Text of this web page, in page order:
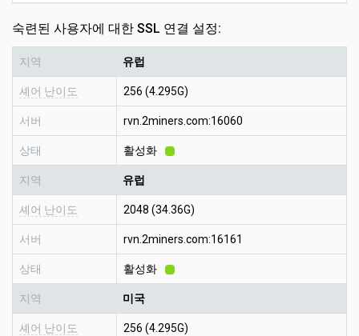
숙련된 사용자에 대한 SSL 연결 설정:
지역 유럽
셰어 난이도 256 (4.295G)
서버 rvn.2miners.com:16060
상태 활성화
지역 유럽
셰어 난이도 2048 (34.36G)
서버 rvn.2miners.com:16161
상태 활성화
지역 미국
셰어 난이도 256 (4.295G)